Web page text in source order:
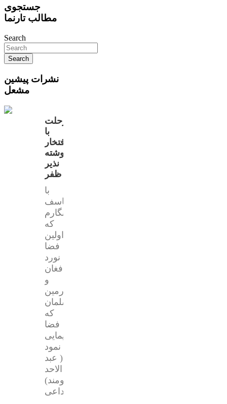
جستجوی
مطالب تارنما
Search
نشرات پیشین
مشعل
رحلت
با
افتخار
نوشته
نذیر
ظفر
با
تاسف
مینگارم
که
اولین
فضا
نورد
افغان
و
چهارمین
مسلمان
که
فضا
پیمایی
نمود
( عبد
الاحد
مومند)